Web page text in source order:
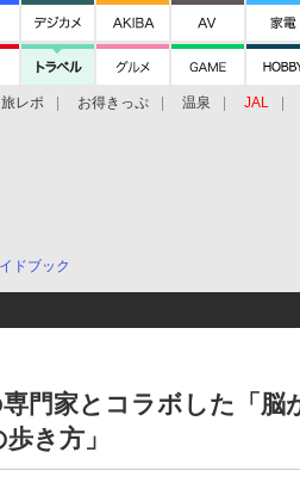
旅レポ お得きっぷ 温泉 JAL
ドブック
門家とコラボした「脳
き方」